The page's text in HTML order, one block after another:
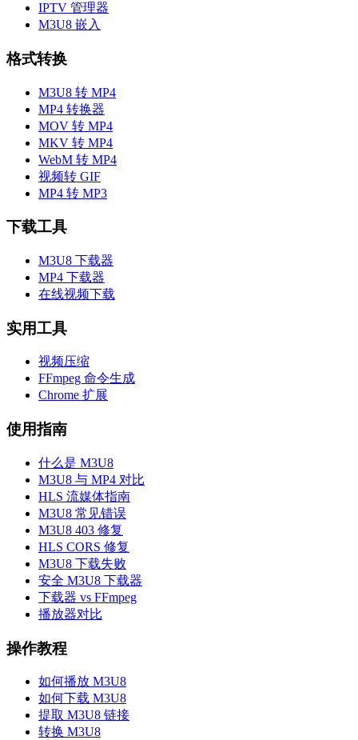
IPTV 管理器
M3U8 嵌入
格式转换
M3U8 转 MP4
MP4 转换器
MOV 转 MP4
MKV 转 MP4
WebM 转 MP4
视频转 GIF
MP4 转 MP3
下载工具
M3U8 下载器
MP4 下载器
在线视频下载
实用工具
视频压缩
FFmpeg 命令生成
Chrome 扩展
使用指南
什么是 M3U8
M3U8 与 MP4 对比
HLS 流媒体指南
M3U8 常见错误
M3U8 403 修复
HLS CORS 修复
M3U8 下载失败
安全 M3U8 下载器
下载器 vs FFmpeg
播放器对比
操作教程
如何播放 M3U8
如何下载 M3U8
提取 M3U8 链接
转换 M3U8